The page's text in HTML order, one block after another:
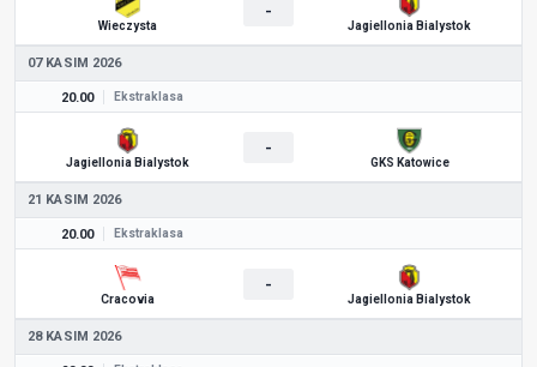
Wieczysta
-
Jagiellonia Bialystok
07 KASIM 2026
20.00 Ekstraklasa
Jagiellonia Bialystok
-
GKS Katowice
21 KASIM 2026
20.00 Ekstraklasa
Cracovia
-
Jagiellonia Bialystok
28 KASIM 2026